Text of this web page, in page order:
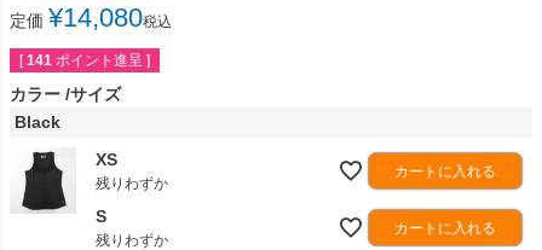
定価 ¥14,080税込
[ 141 ポイント進呈 ]
カラー サイズ
Black
XS
残りわずか
カートに入れる
S
残りわずか
カートに入れる